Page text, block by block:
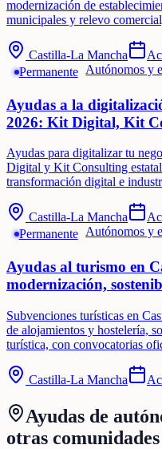
modernización de
municipales y relevo
Castilla-La Mancha
Permanente Autónomos y
Ayudas a la
2026: Kit Digital, Kit
Ayudas para digitalizar tu
Digital y Kit Consulting
transformación digital e
Castilla-La Mancha
Permanente Autónomos y
Ayudas al turismo en
modernización,
Subvenciones turísticas en
de alojamientos y hostelería,
turística, con convocatorias
Castilla-La Mancha
Ayudas de
otras comunidades